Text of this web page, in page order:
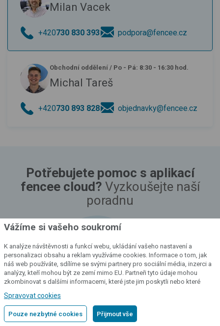
Milan Vacek
+420730 830 393 podpora@fencee.cz
Obchodní oddělení / Po - Pá: 8:30 - 16:30 hod.
Michal Tareš
+420730 893 828 objednavky@fencee.cz
Potřebujete pomoc s aplikací
fencee cloud? Vyzkoušejte naší
poradnu
Přejít do poradny
Co vás nejspíše zajímá?
Přidání Wi-Fi zdroje EDW do systému Chytré Farmy
Připojení centrální Gateway GW100 k Wi-Fi síti
Přidání LTE zdroje PDC do systému Chytré Farmy
Smazání uživatelského účtu ve webové aplikaci
Vážíme si vašeho soukromí
K analýze návštěvnosti a funkcí webu, ukládání vašeho nastavení a
personalizaci obsahu a reklam využíváme cookies. Informace o tom, jak
náš web používáte, sdílíme se svými partnery pro sociální média, inzerci a
analýzy, kteří mohou být ze zemí mimo EU. Partneři tyto údaje mohou
zkombinovat s dalšími informacemi, které jste jim poskytli nebo které
Spravovat cookies
Pouze nezbytné cookies Přijmout vše